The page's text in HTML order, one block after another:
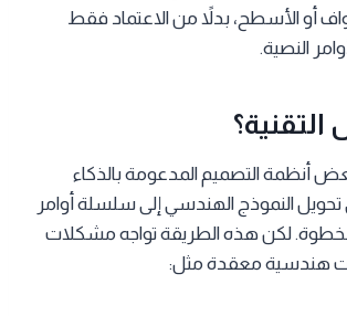
أو الأسطح، بدلاً من الاعتماد فقط
النصية.
أنظمة التصميم المدعومة بالذكاء
النموذج الهندسي إلى سلسلة أوامر
لكن هذه الطريقة تواجه مشكلات
هندسية معقدة مثل: